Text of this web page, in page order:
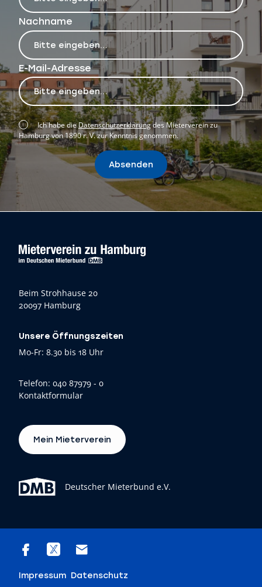
Nachname
E-Mail-Adresse
Ich habe dieDatenschutzerklärungdes Mieterverein zu
Hamburg von 1890 r. V. zur Kenntnis genommen.
Absenden
Beim Strohhause 20
20097 Hamburg
Unsere Öffnungszeiten
Mo-Fr: 8.30 bis 18 Uhr
Telefon: 040 87979 - 0
Kontaktformular
Deutscher Mieterbund e.V.
Mein Mieterverein
Impressum Datenschutz